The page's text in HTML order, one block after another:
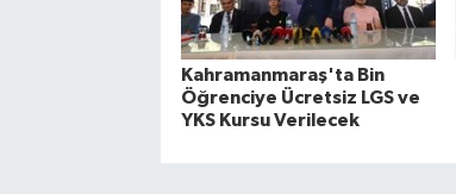
Kahramanmaraş'ta Bin
Öğrenciye Ücretsiz LGS ve
YKS Kursu Verilecek